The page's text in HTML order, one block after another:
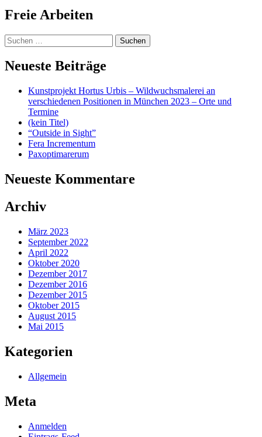
Freie Arbeiten
Suchen
nach:
Neueste Beiträge
Kunstprojekt Hortus Urbis – Wildwuchsmalerei an
verschiedenen Positionen in München 2023 – Orte und
Termine
(kein Titel)
“Outside in Sight”
Fera Incrementum
Paxoptimarerum
Neueste Kommentare
Archiv
März 2023
September 2022
April 2022
Oktober 2020
Dezember 2017
Dezember 2016
Dezember 2015
Oktober 2015
August 2015
Mai 2015
Kategorien
Allgemein
Meta
Anmelden